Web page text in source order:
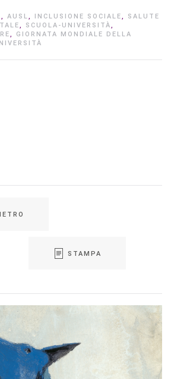
, AUSL, INCLUSIONE SOCIALE, SALUTE
, SCUOLA-UNIVERSITÀ,
, GIORNATA MONDIALE DELLA
STAMPA